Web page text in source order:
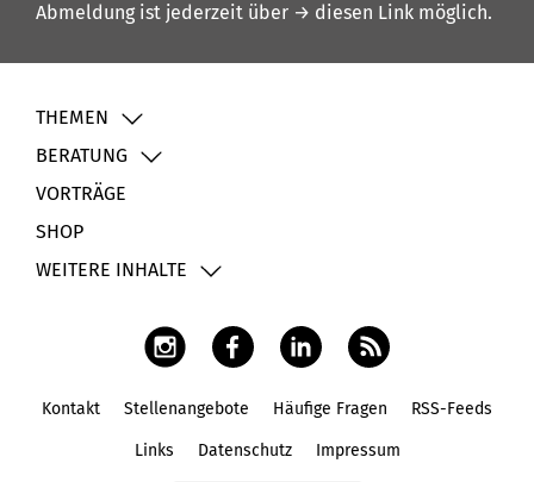
Abmeldung ist jederzeit über → diesen Link möglich.
THEMEN
BERATUNG
VORTRÄGE
SHOP
WEITERE INHALTE
Kontakt Stellenangebote Häufige Fragen RSS-Feeds
Links Datenschutz Impressum